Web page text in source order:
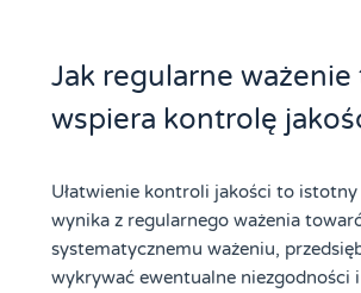
Jak regularne
wspiera kontrolę
Ułatwienie kontroli jakości to
wynika z regularnego ważenia
systematycznemu ważeniu,
wykrywać ewentualne niezgodności